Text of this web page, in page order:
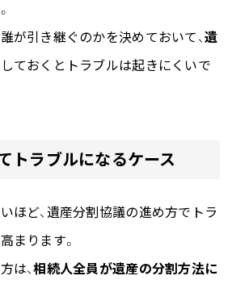
が引き継ぐのかを決めておいて、遺
しておくとトラブルは起きにくいで
トラブルになるケース
ほど、遺産分割協議の進め方でトラ
まります。
は、相続人全員が遺産の分割方法に